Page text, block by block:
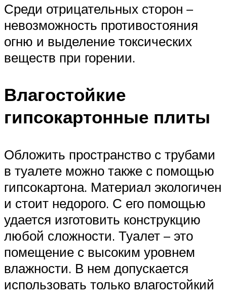
Среди отрицательных сторон –
невозможность противостояния
огню и выделение токсических
веществ при горении.
Влагостойкие
гипсокартонные плиты
Обложить пространство с трубами
в туалете можно также с помощью
гипсокартона. Материал экологичен
и стоит недорого. С его помощью
удается изготовить конструкцию
любой сложности. Туалет – это
помещение с высоким уровнем
влажности. В нем допускается
использовать только влагостойкий